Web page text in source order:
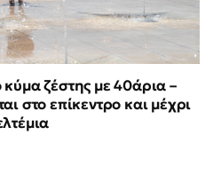
ζέστης με 40άρια –
στο επίκεντρο και μέχρι